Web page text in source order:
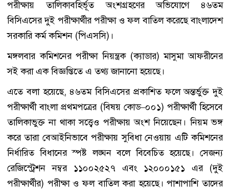
পরীক্ষায় তালিকাবহির্ভূত অংশগ্রহণের অভিযোগে ৪৬তম
বিসিএসের দুই পরীক্ষার্থীর পরীক্ষা ও ফল বাতিল করেছে বাংলাদেশ
সরকারি কর্ম কমিশন (পিএসসি)।
মঙ্গলবার কমিশনের পরীক্ষা নিয়ন্ত্রক (ক্যাডার) মাসুমা আফরীনের
সই করা এক বিজ্ঞপ্তিতে এ তথ্য জানানো হয়েছে।
এতে বলা হয়েছে, ৪৬তম বিসিএসের প্রকাশিত ফলে অন্তর্ভুক্ত দুই
পরীক্ষার্থী বাংলা প্রথমপত্রের (বিষয় কোড–০০১) পরীক্ষার্থী হিসেবে
তালিকাভুক্ত না থাকা সত্ত্বেও পরীক্ষায় অংশ নিয়েছেন। নিয়ম ভঙ্গ
করে তারা বেআইনিভাবে পরীক্ষায় সুবিধা নেওয়ায় এটি কমিশনের
নির্ধারিত বিধানের স্পষ্ট লঙ্ঘন বলে বিবেচিত হয়েছে। সেজন্য
রেজিস্ট্রেশন নম্বর ১১০০২৫২৭ এবং ১২০০০১৫১ এর (দুই
পরীক্ষার্থীর) পরীক্ষা ও ফল বাতিল করা হয়েছে। পাশাপাশি তাদের